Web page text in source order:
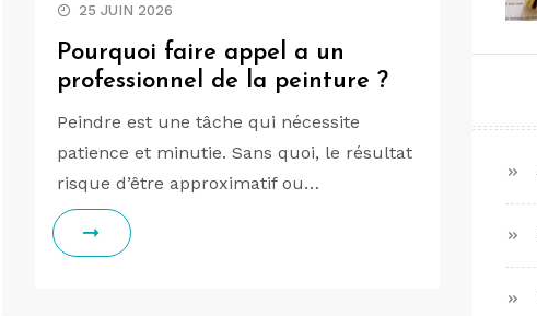
25 JUIN 2026
Pourquoi faire appel a un
professionnel de la peinture ?
Peindre est une tâche qui nécessite
patience et minutie. Sans quoi, le résultat
risque d’être approximatif ou…